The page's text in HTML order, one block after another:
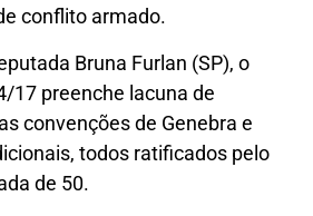
conflito armado.
Bruna Furlan (SP), o
17 preenche lacuna de
convenções de Genebra e
todos ratificados pelo
de 50.